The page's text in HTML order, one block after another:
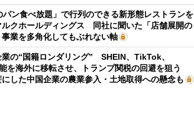
パン食べ放題」で行列のできる新形態レストランを
ルクホールディングス 同社に聞いた「店舗展開の
業を多角化してもぶれない軸
の“国籍ロンダリング” SHEIN、TikTok、
を海外に移転させ、トランプ関税の回避を狙う
した中国企業の農業参入・土地取得への懸念も